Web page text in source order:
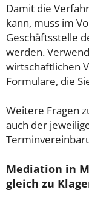
Damit die
kann, muss im
Geschäftsstelle
werden.
wirtschaftlichen
Formulare, die
Weitere Fragen
auch der
Mediation in
gleich zu